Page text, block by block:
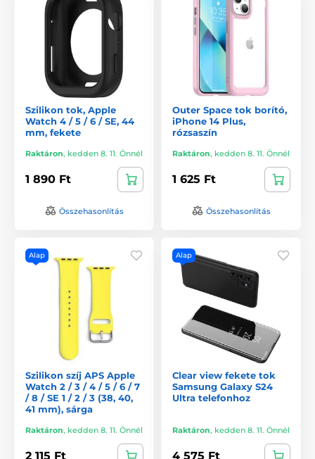
Szilikon tok, Apple
Watch 4 / 5 / 6 / SE, 44
mm, fekete
Raktáron, kedden 8. 11. Önnél
1 890 Ft
Összehasonlítás
Outer Space tok borító,
iPhone 14 Plus,
rózsaszín
Raktáron, kedden 8. 11. Önnél
1 625 Ft
Összehasonlítás
Alap
Szilikon szíj APS Apple
Watch 2 / 3 / 4 / 5 / 6 / 7
/ 8 / SE 1 / 2 / 3 (38, 40,
41 mm), sárga
Raktáron, kedden 8. 11. Önnél
2 115 Ft
Alap
Clear view fekete tok
Samsung Galaxy S24
Ultra telefonhoz
Raktáron, kedden 8. 11. Önnél
4 575 Ft